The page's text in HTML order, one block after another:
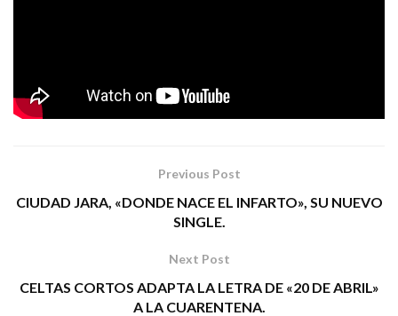
Tags: rubén pozo lichis rock asco y vergüenza
Previous Post
CIUDAD JARA, «DONDE NACE EL INFARTO», SU NUEVO
SINGLE.
Next Post
CELTAS CORTOS ADAPTA LA LETRA DE «20 DE ABRIL»
A LA CUARENTENA.